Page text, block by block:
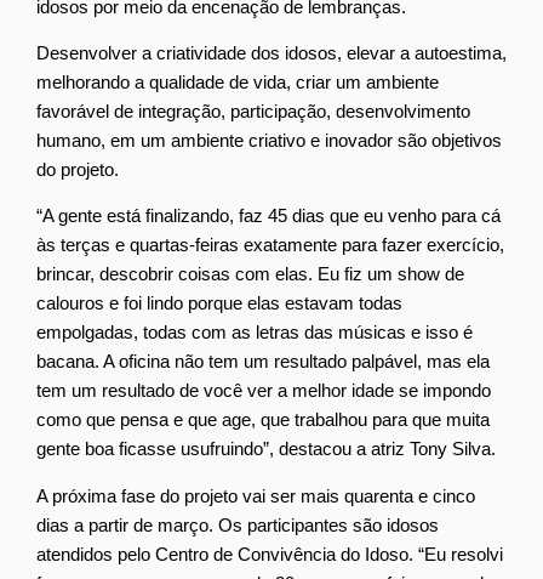
idosos por meio da encenação de lembranças.
Desenvolver a criatividade dos idosos, elevar a autoestima,
melhorando a qualidade de vida, criar um ambiente
favorável de integração, participação, desenvolvimento
humano, em um ambiente criativo e inovador são objetivos
do projeto.
“A gente está finalizando, faz 45 dias que eu venho para cá
às terças e quartas-feiras exatamente para fazer exercício,
brincar, descobrir coisas com elas. Eu fiz um show de
calouros e foi lindo porque elas estavam todas
empolgadas, todas com as letras das músicas e isso é
bacana. A oficina não tem um resultado palpável, mas ela
tem um resultado de você ver a melhor idade se impondo
como que pensa e que age, que trabalhou para que muita
gente boa ficasse usufruindo”, destacou a atriz Tony Silva.
A próxima fase do projeto vai ser mais quarenta e cinco
dias a partir de março. Os participantes são idosos
atendidos pelo Centro de Convivência do Idoso. “Eu resolvi